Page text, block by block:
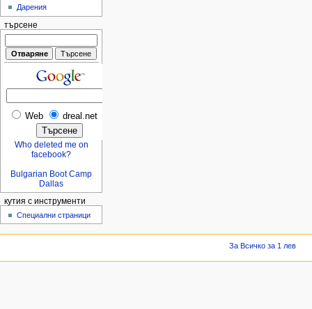
Дарения
търсене
Web dreal.net
Who deleted me on
facebook?
Bulgarian Boot Camp
Dallas
кутия с инструменти
Специални страници
За Всичко за 1 лев